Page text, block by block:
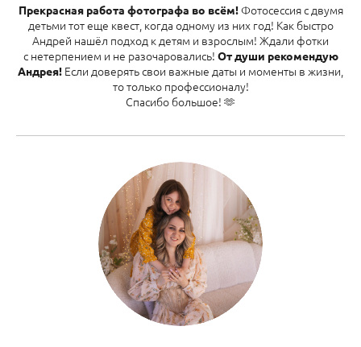
Прекрасная работа фотографа во всём!Фотосессия с двумя
детьми тот еще квест, когда одному из них год! Как быстро
Андрей нашёл подход к детям и взрослым! Ждали фотки
с нетерпением и не разочаровались! От души рекомендую
Андрея! Если доверять свои важные даты и моменты в жизни,
то только профессионалу!
Спасибо большое! 🫶